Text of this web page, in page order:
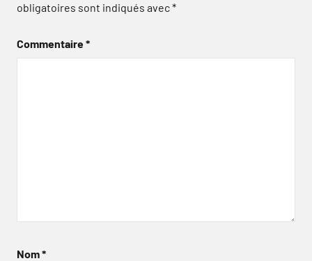
obligatoires sont indiqués avec*
Commentaire*
Nom*